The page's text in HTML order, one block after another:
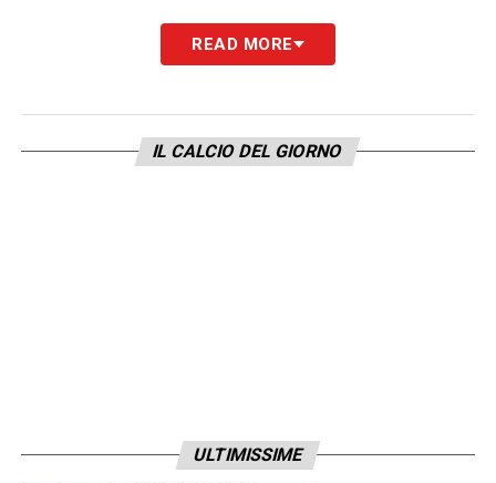
READ MORE
IL CALCIO DEL GIORNO
ULTIMISSIME